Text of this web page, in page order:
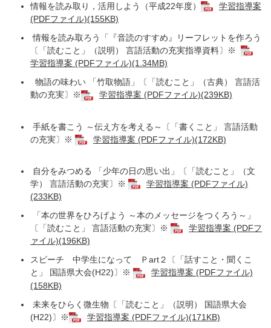
情報を読み取り，活用しよう（平成22年度）
学習指導案
(PDFファイル)(155KB)
情報を読み取ろう「『音読のすすめ』リーフレットを作ろう
〔「読むこと」（説明） 言語活動の充実指導資料〕※
学習指導案 (PDFファイル)(1.34MB)
物語の味わい 「竹取物語」〔「読むこと」（古典） 言語活
動の充実〕※
学習指導案 (PDFファイル)(239KB)
手紙を書こう ～伝え方を考える～〔「書くこと」 言語活動
の充実〕※
学習指導案 (PDFファイル)(172KB)
自分をみつめる 「少年の日の思い出」〔「読むこと」（文
学） 言語活動の充実〕※
学習指導案 (PDFファイル)
(233KB)
「本の世界をひろげよう ～本のメッセージをつくろう～」
〔「読むこと」 言語活動の充実〕※
学習指導案 (PDFフ
ァイル)(196KB)
スピーチ 中学生になって Ｐart２〔「話すこと・聞くこ
と」 国語県大会(H22)〕※
学習指導案 (PDFファイル)
(158KB)
未来をひらく微生物〔「読むこと」（説明） 国語県大会
(H22)〕※
学習指導案 (PDFファイル)(171KB)